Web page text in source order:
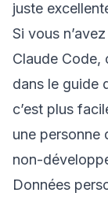
juste
Si vous
Claude Code,
dans le guide
c’est plus
une personne
non-
Données